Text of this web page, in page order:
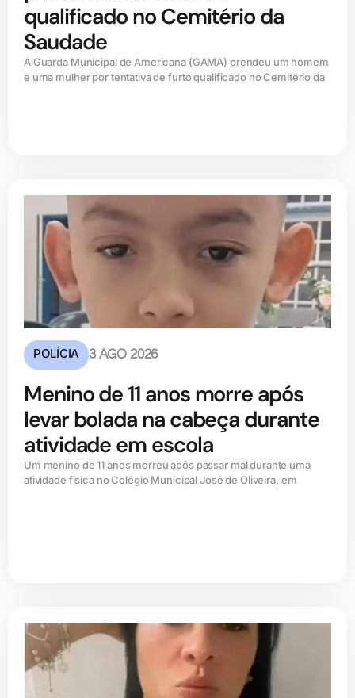
qualificado no Cemitério da
Saudade
A Guarda Municipal de Americana (GAMA) prendeu um homem
e uma mulher por tentativa de furto qualificado no Cemitério da
POLÍCIA 3 AGO 2026
Menino de 11 anos morre após
levar bolada na cabeça durante
atividade em escola
Um menino de 11 anos morreu após passar mal durante uma
atividade física no Colégio Municipal José de Oliveira, em